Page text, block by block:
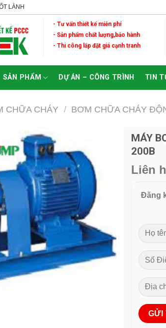
LÀNH
- Tư vấn thiết kế miễn phí
- Sản phẩm chất lượng,bảo hành
- Thi công lắp đặt giá cạnh tranh
SẢN PHẨM DỰ ÁN – CÔNG TRÌNH TIN
CHỮA CHÁY / BƠM CHỮA CHÁY
Wishlist
MÁY
200B
Liên
Đăng